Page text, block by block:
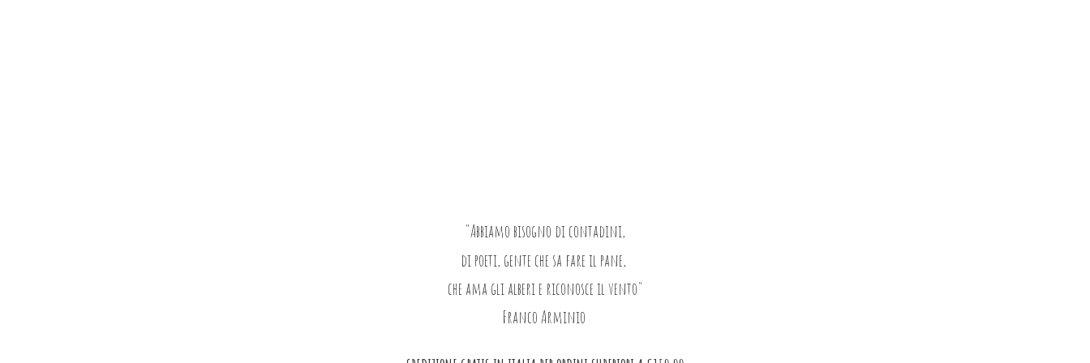
"Abbiamo bisogno di contadini,
di poeti, gente che sa fare il pane,
che ama gli alberi e riconosce il vento"
Franco Arminio